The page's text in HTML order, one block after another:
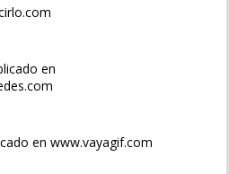
en
en www.vayagif.com